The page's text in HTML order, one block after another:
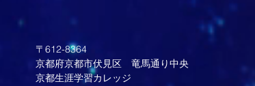
〒612-8364
京都府京都市伏見区 竜馬通り中央
​京都生涯学習カレッジ